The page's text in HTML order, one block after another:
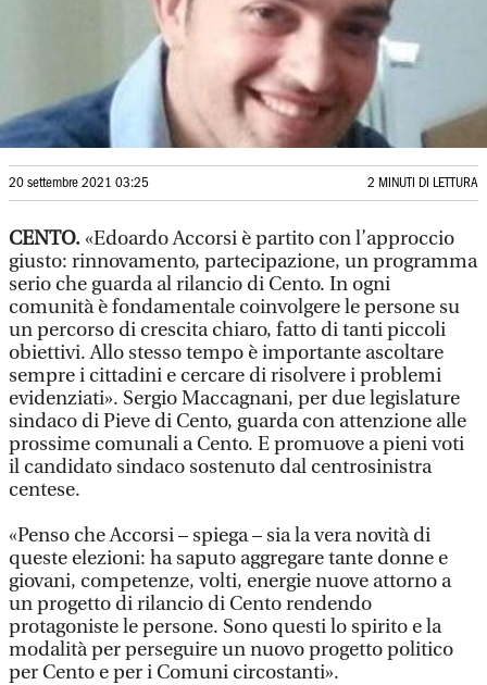
20 settembre 2021 03:25 2 MINUTI DI LETTURA
CENTO.«Edoardo Accorsi è partito con l’approccio
giusto: rinnovamento, partecipazione, un programma
serio che guarda al rilancio di Cento. In ogni
comunità è fondamentale coinvolgere le persone su
un percorso di crescita chiaro, fatto di tanti piccoli
obiettivi. Allo stesso tempo è importante ascoltare
sempre i cittadini e cercare di risolvere i problemi
evidenziati». Sergio Maccagnani, per due legislature
sindaco di Pieve di Cento, guarda con attenzione alle
prossime comunali a Cento. E promuove a pieni voti
il candidato sindaco sostenuto dal centrosinistra
centese.
«Penso che Accorsi – spiega – sia la vera novità di
queste elezioni: ha saputo aggregare tante donne e
giovani, competenze, volti, energie nuove attorno a
un progetto di rilancio di Cento rendendo
protagoniste le persone. Sono questi lo spirito e la
modalità per perseguire un nuovo progetto politico
per Cento e per i Comuni circostanti».